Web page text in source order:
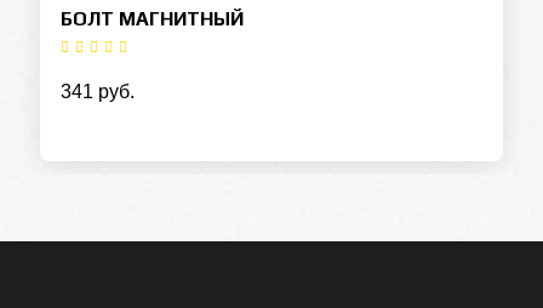
БОЛТ МАГНИТНЫЙ
341 руб.